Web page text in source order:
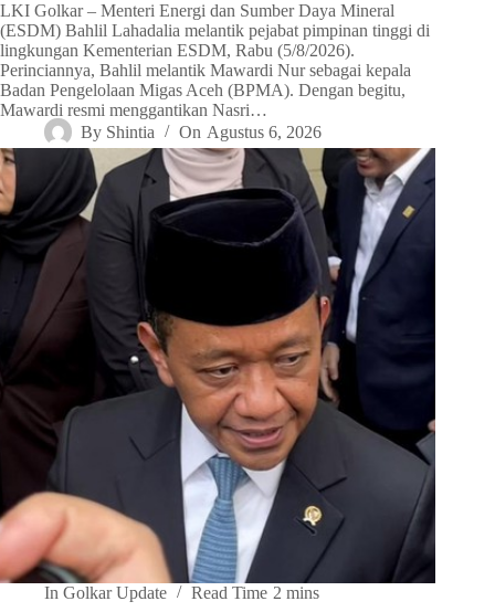
LKI Golkar – Menteri Energi dan Sumber Daya Mineral
(ESDM) Bahlil Lahadalia melantik pejabat pimpinan tinggi di
lingkungan Kementerian ESDM, Rabu (5/8/2026).
Perinciannya, Bahlil melantik Mawardi Nur sebagai kepala
Badan Pengelolaan Migas Aceh (BPMA). Dengan begitu,
Mawardi resmi menggantikan Nasri…
By Shintia On Agustus 6, 2026
In Golkar Update Read Time 2 mins